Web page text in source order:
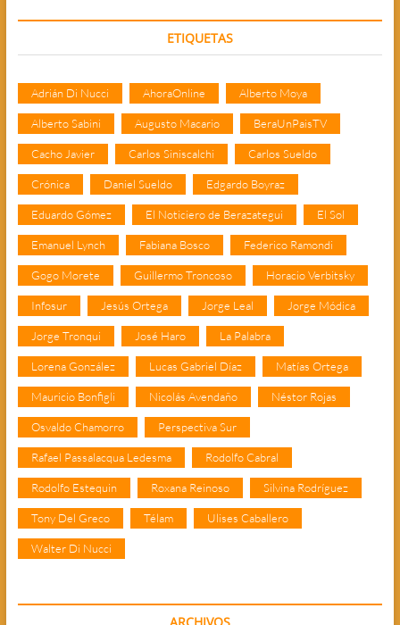
ETIQUETAS
Adrián Di Nucci AhoraOnline Alberto Moya
Alberto Sabini Augusto Macario BeraUnPaisTV
Cacho Javier Carlos Siniscalchi Carlos Sueldo
Crónica Daniel Sueldo Edgardo Boyraz
Eduardo Gómez El Noticiero de Berazategui El Sol
Emanuel Lynch Fabiana Bosco Federico Ramondi
Gogo Morete Guillermo Troncoso Horacio Verbitsky
Infosur Jesús Ortega Jorge Leal Jorge Módica
Jorge Tronqui José Haro La Palabra
Lorena González Lucas Gabriel Díaz Matías Ortega
Mauricio Bonfigli Nicolás Avendaño Néstor Rojas
Osvaldo Chamorro Perspectiva Sur
Rafael Passalacqua Ledesma Rodolfo Cabral
Rodolfo Estequin Roxana Reinoso Silvina Rodríguez
Tony Del Greco Télam Ulises Caballero
Walter Di Nucci